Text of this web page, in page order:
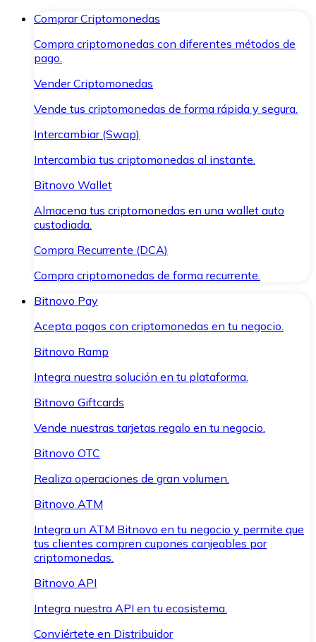
Comprar Criptomonedas
Compra criptomonedas con diferentes métodos de
pago.
Vender Criptomonedas
Vende tus criptomonedas de forma rápida y segura.
Intercambiar (Swap)
Intercambia tus criptomonedas al instante.
Bitnovo Wallet
Almacena tus criptomonedas en una wallet auto
custodiada.
Compra Recurrente (DCA)
Compra criptomonedas de forma recurrente.
Bitnovo Pay
Acepta pagos con criptomonedas en tu negocio.
Bitnovo Ramp
Integra nuestra solución en tu plataforma.
Bitnovo Giftcards
Vende nuestras tarjetas regalo en tu negocio.
Bitnovo OTC
Realiza operaciones de gran volumen.
Bitnovo ATM
Integra un ATM Bitnovo en tu negocio y permite que
tus clientes compren cupones canjeables por
criptomonedas.
Bitnovo API
Integra nuestra API en tu ecosistema.
Conviértete en Distribuidor